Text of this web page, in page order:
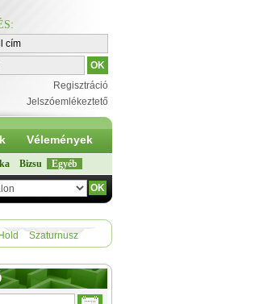
:
Regisztráció
Jelszóemlékeztető
Vélemények
Bizsu Egyéb
Hold Szaturnusz